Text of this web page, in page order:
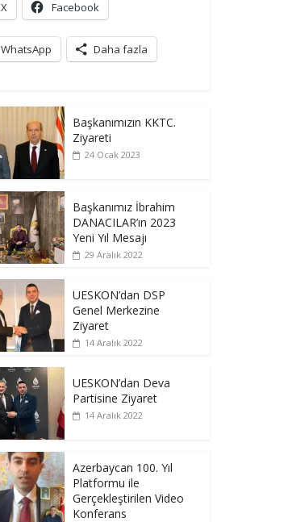
X Facebook
WhatsApp Daha fazla
Başkanımızın KKTC.
Ziyareti
24 Ocak 2023
Başkanımız İbrahim
DANACILAR’ın 2023
Yeni Yıl Mesajı
29 Aralık 2022
UESKON’dan DSP
Genel Merkezine
Ziyaret
14 Aralık 2022
UESKON’dan Deva
Partisine Ziyaret
14 Aralık 2022
Azerbaycan 100. Yıl
Platformu ile
Gerçekleştirilen Video
Konferans